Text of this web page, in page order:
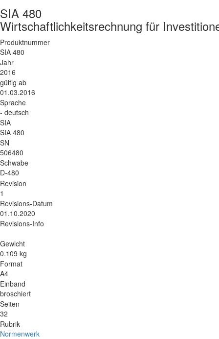
SIA 480
Wirtschaftlichkeitsrechnung für
Produktnummer
SIA 480
Jahr
2016
gültig ab
01.03.2016
Sprache
- deutsch
SIA
SIA 480
SN
506480
Schwabe
D-480
Revision
1
Revisions-Datum
01.10.2020
Revisions-Info
Gewicht
0.109 kg
Format
A4
Einband
broschiert
Seiten
32
Rubrik
Normenwerk